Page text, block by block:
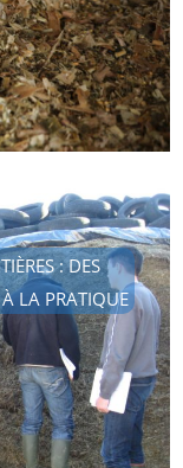
: DES
LA PRATIQUE